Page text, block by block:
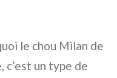
le chou Milan de
c’est un type de